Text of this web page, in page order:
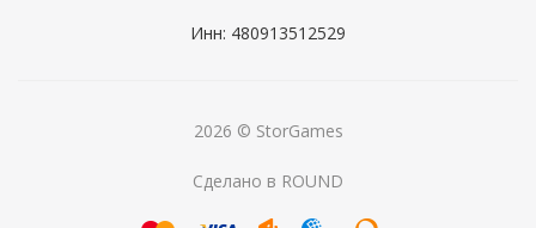
Инн: 480913512529
2026 © StorGames
Сделано в ROUND